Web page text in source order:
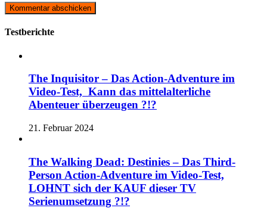
Testberichte
The Inquisitor – Das Action-Adventure im
Video-Test, Kann das mittelalterliche
Abenteuer überzeugen ?!?
21. Februar 2024
The Walking Dead: Destinies – Das Third-
Person Action-Adventure im Video-Test,
LOHNT sich der KAUF dieser TV
Serienumsetzung ?!?